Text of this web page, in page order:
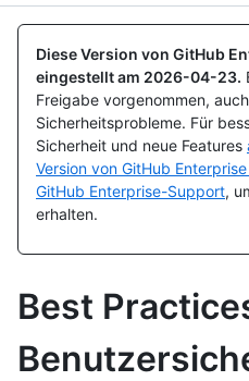
Diese Version von GitHub
eingestellt am 2026-04-23.
Freigabe vorgenommen,
Sicherheitsprobleme. Für
Sicherheit und neue Features
Version von GitHub
GitHub Enterprise-Support,
erhalten.
Best